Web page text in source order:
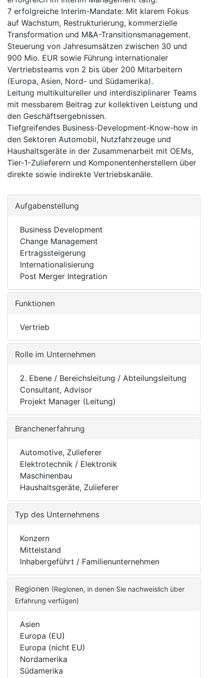
7 erfolgreiche Interim-Mandate: Mit klarem Fokus
auf Wachstum, Restrukturierung, kommerzielle
Transformation und M&A-Transitionsmanagement.
Steuerung von Jahresumsätzen zwischen 30 und
900 Mio. EUR sowie Führung internationaler
Vertriebsteams von 2 bis über 200 Mitarbeitern
(Europa, Asien, Nord- und Südamerika).
Leitung multikultureller und interdisziplinarer Teams
mit messbarem Beitrag zur kollektiven Leistung und
den Geschäftsergebnissen.
Tiefgreifendes Business-Development-Know-how in
den Sektoren Automobil, Nutzfahrzeuge und
Haushaltsgeräte in der Zusammenarbeit mit OEMs,
Tier-1-Zulieferern und Komponentenherstellern über
direkte sowie indirekte Vertriebskanäle.
Aufgabenstellung
Business Development
Change Management
Ertragssteigerung
Internationalisierung
Post Merger Integration
Funktionen
Vertrieb
Rolle im Unternehmen
2. Ebene / Bereichsleitung / Abteilungsleitung
Consultant, Advisor
Projekt Manager (Leitung)
Branchenerfahrung
Automotive, Zulieferer
Elektrotechnik / Elektronik
Maschinenbau
Haushaltsgeräte, Zulieferer
Typ des Unternehmens
Konzern
Mittelstand
Inhabergeführt / Familienunternehmen
Regionen (Regionen, in denen Sie nachweislich über
Erfahrung verfügen)
Asien
Europa (EU)
Europa (nicht EU)
Nordamerika
Südamerika